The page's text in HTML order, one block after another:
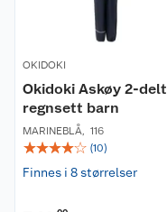
OKIDOKI
Okidoki Askøy 2-delt
regnsett barn
MARINEBLÅ, 116
☆☆☆☆☆ (10)
Finnes i 8 størrelser